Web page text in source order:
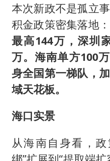
本次新政不是孤立
积金政策密集落地：
最高144万，深圳
万。海南单方100
身全国第一梯队，
域天花板。
海口实景
从海南自身看，